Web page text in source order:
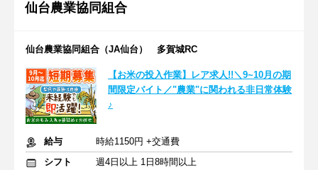
仙台農業協同組合
仙台農業協同組合（JA仙台） 多賀城RC
【お米の投入作業】レア求人!!＼9~10月の期
間限定バイト／"農業"に関われる非日常体験
♪
給与
時給1150円 +交通費
シフト
週4日以上 1日8時間以上